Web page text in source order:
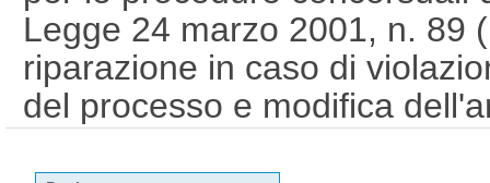
Legge 24 marzo 2001, n. 89
riparazione in caso di
del processo e modifica